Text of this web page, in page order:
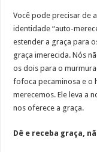
Você pode precisar de
identidade “auto-
estender a graça para
graça imerecida. Nós
os dois para o
fofoca pecaminosa e o
merecemos. Ele leva a
nos oferece a graça.
Dê e receba graça,